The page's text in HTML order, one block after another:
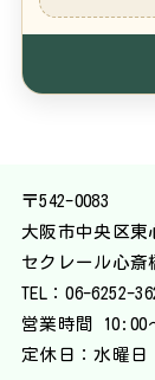
〒542-0083
大阪市中央区東
セクレール心斎
TEL：06-6252-
営業時間 10:00
定休日：水曜日